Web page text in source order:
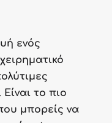
ενός
το πιο
μπορείς να